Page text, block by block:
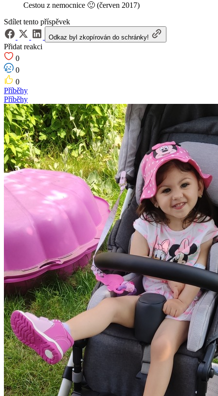
Cestou z nemocnice 🙂 (červen 2017)
Sdílet tento příspěvek
Odkaz byl zkopírován do schránky!
Přidat reakci
0
0
0
Příběhy
Příběhy